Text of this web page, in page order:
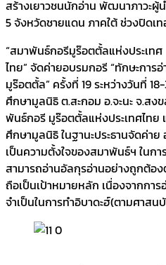
สร้างเยาวชนนักอ่าน พัฒนาภาวะผู้
5 จังหวัดชายแดน ภาคใต้ ช่วงปิดเ
“สมาพันธ์กอรีมูร๊อตตั้ลแห่งประเทศ
ไทย” จัดค่ายอบรมกอรี “ทักษะการ
มูร๊อตตั้ล” ครั้งที่ 19 ระหว่างวันที่
ศึกษามูลนิธิ ต.สะกอม อ.จะนะ จ.สงข
พันธ์กอรี มูร๊อตตั้ลแห่งประเทศไทย
ศึกษามูลนิธิ ในฐานะประธานจัดค่า
เป็นความตั้งใจของสมาพันธ์ฯ ในกา
สามารถอ่านอัลกุรอ่านอย่างถูกต้
ถือเป็นเป้าหมายหลัก เนื่องจากกา
จำเป็นในการทำอิบาดะฮ์(ตามศา